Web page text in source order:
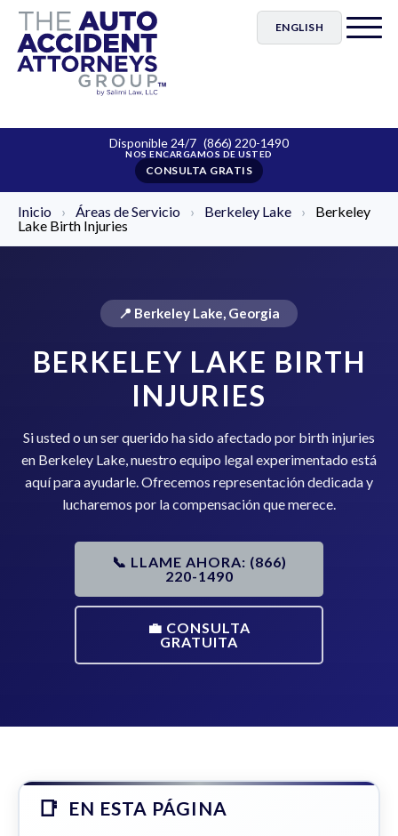
ENGLISH
Disponible 24/7 (866) 220-1490
CONSULTA GRATIS
Inicio › Áreas de Servicio › Berkeley Lake ›
Berkeley
Lake Birth Injuries
📍 Berkeley Lake, Georgia
BERKELEY LAKE BIRTH
INJURIES
Si usted o un ser querido ha sido afectado por birth injuries
en Berkeley Lake, nuestro equipo legal experimentado está
aquí para ayudarle. Ofrecemos representación dedicada y
lucharemos por la compensación que merece.
📞 LLAME AHORA: (866)
220-1490
💼 CONSULTA
GRATUITA
EN ESTA PÁGINA